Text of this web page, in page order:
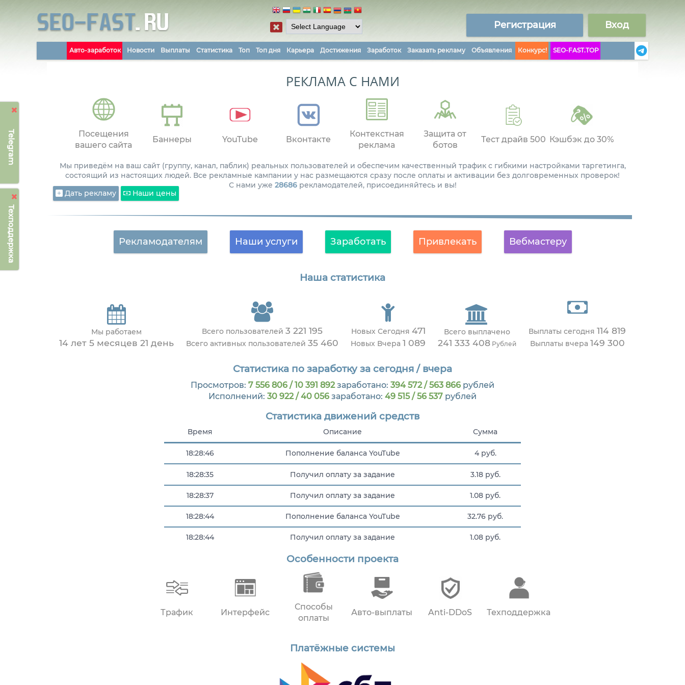
Telegram
Техподдержка
Регистрация Вход
Авто-заработок Новости Выплаты Статистика Топ Топ дня Карьера Достижения Заработок Заказать рекламу Объявления Конкурс! SEO-FAST.TOP
РЕКЛАМА С НАМИ
Посещения
вашего сайта
Баннеры YouTube Вконтакте
Контекстная
реклама
Защита от
ботов
Тест драйв 500 Кэшбэк до 30%
Мы приведём на ваш сайт (группу, канал, паблик) реальных пользователей и обеспечим качественный трафик с гибкими настройками таргетинга,
состоящий из настоящих людей. Все рекламные кампании у нас размещаются сразу после оплаты и активации без долговременных проверок!
С нами уже 28686рекламодателей, присоединяйтесь и вы!
Дать рекламу
Наши цены
Рекламодателям Наши услуги Заработать Привлекать Вебмастеру
Наша статистика
Мы работаем
14 лет 5 месяцев 21 день
Всего пользователей 3 221 195
Всего активных пользователей 35 460
Новых Сегодня 471
Новых Вчера 1 089
Всего выплачено
241 333 408 Рублей
Выплаты сегодня 114 819
Выплаты вчера 149 300
Статистика по заработку за сегодня / вчера
Просмотров: 7 556 806 / 10 391 892заработано: 394 572 / 563 866 рублей
Исполнений: 30 922 / 40 056 заработано: 49 515 / 56 537 рублей
Статистика движений средств
Время Описание Сумма
18:28:46 Пополнение баланса YouTube 4 руб.
18:28:35 Получил оплату за задание 3.18 руб.
18:28:37 Получил оплату за задание 1.08 руб.
18:28:44 Пополнение баланса YouTube 32.76 руб.
18:28:44 Получил оплату за задание 1.08 руб.
Получил оплату за задание
Особенности проекта
Трафик Интерфейс
Способы
оплаты
Авто-выплаты Anti-DDoS Техподдержка
Платёжные системы